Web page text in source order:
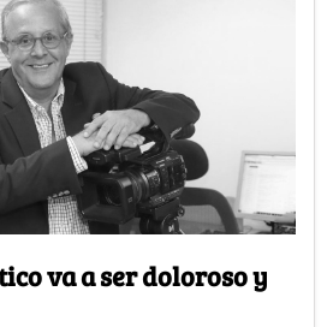
va a ser doloroso y